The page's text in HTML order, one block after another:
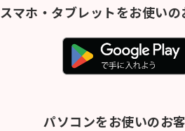
スマホ・タブレットをお使いの
パソコンをお使いのお